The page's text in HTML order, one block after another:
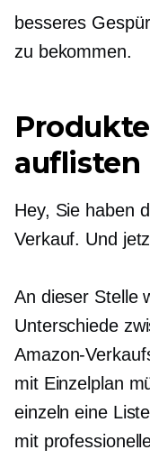
besseres
zu bekommen.
auflisten
Hey, Sie haben
Verkauf. Und
An dieser Stelle
Unterschiede
Amazon-
mit Einzelplan
einzeln eine
mit